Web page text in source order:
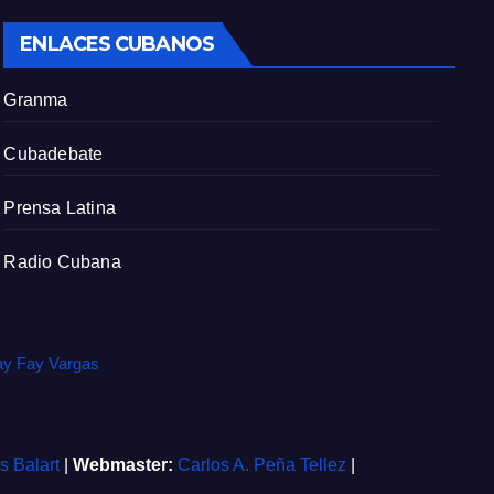
ENLACES CUBANOS
Granma
Cubadebate
Prensa Latina
Radio Cubana
Fay Vargas
Balart Webmaster: Carlos A. Peña Tellez